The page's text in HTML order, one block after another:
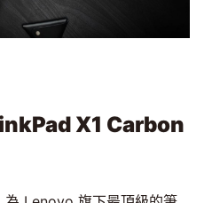
X1 Carbon